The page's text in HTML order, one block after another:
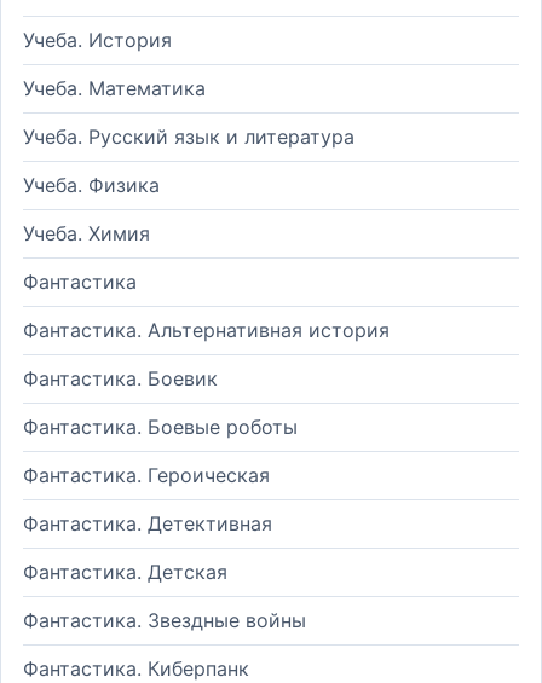
Учеба. История
Учеба. Математика
Учеба. Русский язык и литература
Учеба. Физика
Учеба. Химия
Фантастика
Фантастика. Альтернативная история
Фантастика. Боевик
Фантастика. Боевые роботы
Фантастика. Героическая
Фантастика. Детективная
Фантастика. Детская
Фантастика. Звездные войны
Фантастика. Киберпанк